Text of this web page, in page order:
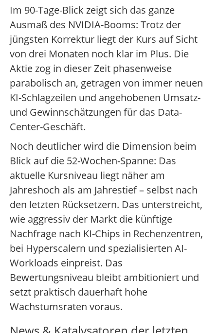
Im 90-Tage-Blick zeigt sich das ganze
Ausmaß des NVIDIA-Booms: Trotz der
jüngsten Korrektur liegt der Kurs auf Sicht
von drei Monaten noch klar im Plus. Die
Aktie zog in dieser Zeit phasenweise
parabolisch an, getragen von immer neuen
KI-Schlagzeilen und angehobenen Umsatz-
und Gewinnschätzungen für das Data-
Center-Geschäft.
Noch deutlicher wird die Dimension beim
Blick auf die 52-Wochen-Spanne: Das
aktuelle Kursniveau liegt näher am
Jahreshoch als am Jahrestief – selbst nach
den letzten Rücksetzern. Das unterstreicht,
wie aggressiv der Markt die künftige
Nachfrage nach KI-Chips in Rechenzentren,
bei Hyperscalern und spezialisierten AI-
Workloads einpreist. Das
Bewertungsniveau bleibt ambitioniert und
setzt praktisch dauerhaft hohe
Wachstumsraten voraus.